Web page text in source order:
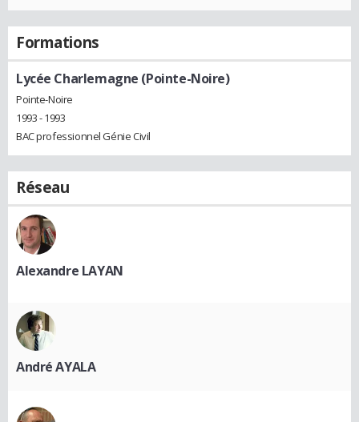
Formations
Lycée Charlemagne (Pointe-Noire)
Pointe-Noire
1993 - 1993
BAC professionnel Génie Civil
Réseau
Alexandre LAYAN
André AYALA